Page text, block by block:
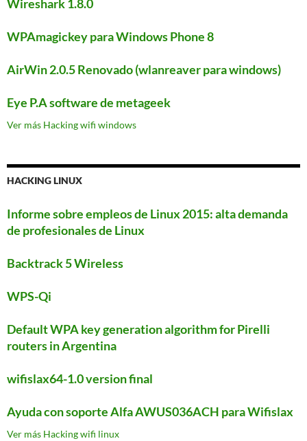
Wireshark 1.8.0
WPAmagickey para Windows Phone 8
AirWin 2.0.5 Renovado (wlanreaver para windows)
Eye P.A software de metageek
Ver más Hacking wifi windows
HACKING LINUX
Informe sobre empleos de Linux 2015: alta demanda
de profesionales de Linux
Backtrack 5 Wireless
WPS-Qi
Default WPA key generation algorithm for Pirelli
routers in Argentina
wifislax64-1.0 version final
Ayuda con soporte Alfa AWUS036ACH para Wifislax
Ver más Hacking wifi linux